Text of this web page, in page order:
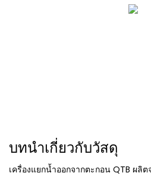
บทนำเกี่ยวกับวัสดุ
เครื่องแยกน้ำออกจากตะกอน QTB ผลิ